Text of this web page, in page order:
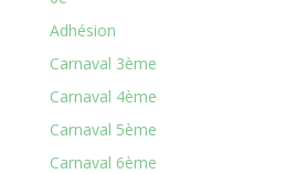
Adhésion
Carnaval 3ème
Carnaval 4ème
Carnaval 5ème
Carnaval 6ème